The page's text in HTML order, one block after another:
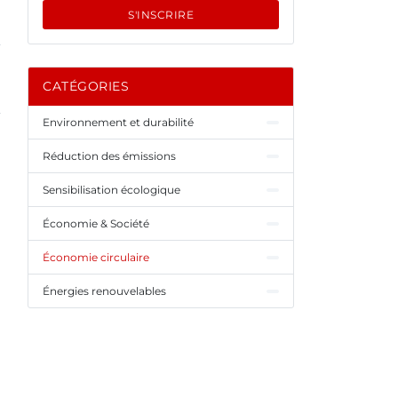
S'INSCRIRE
CATÉGORIES
Environnement et durabilité
Réduction des émissions
Sensibilisation écologique
Économie & Société
Économie circulaire
Énergies renouvelables